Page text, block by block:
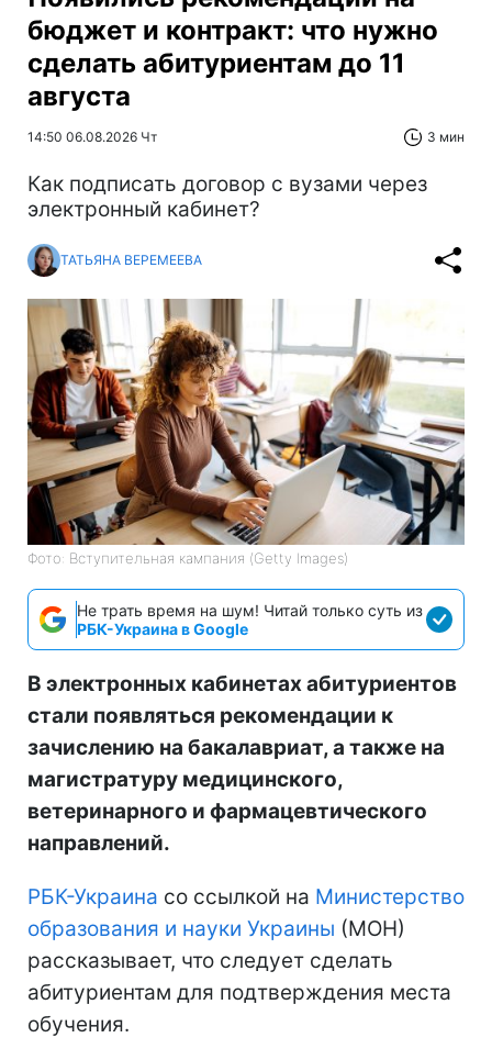
бюджет и контракт: что нужно
сделать абитуриентам до 11
августа
14:50 06.08.2026 Чт 3 мин
Как подписать договор с вузами через
электронный кабинет?
ТАТЬЯНА ВЕРЕМЕЕВА
Фото: Вступительная кампания (Getty Images)
Не трать время на шум! Читай только суть из
РБК-Украина в Google
В электронных кабинетах абитуриентов
стали появляться рекомендации к
зачислению на бакалавриат, а также на
магистратуру медицинского,
ветеринарного и фармацевтического
направлений.
РБК-Украина со ссылкой на Министерство
образования и науки Украины (МОН)
рассказывает, что следует сделать
абитуриентам для подтверждения места
обучения.